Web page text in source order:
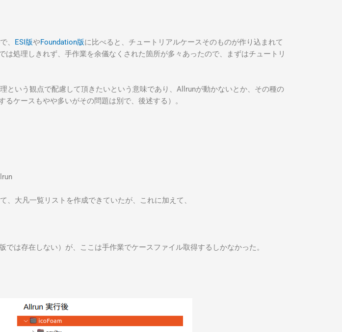
、 ESI版やFoundation版に比べると、チュートリアルケースそのものが作り込まれて
は処理しきれず、手作業を余儀なくされた箇所が多々あったので、まずはチュートリ
という観点で配慮して頂きたいという意味であり、Allrunが動かないとか、その種の
ケースもやや多いがその問題は別で、後述する）。
大凡一覧リストを作成できていたが、これに加えて、
は存在しない）が、ここは手作業でケースファイル取得するしかなかった。